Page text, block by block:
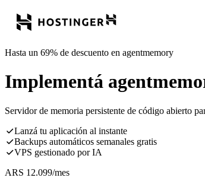
Hasta un 69% de descuento en agentmemory
Implementá
Servidor de memoria persistente de código abierto
Lanzá tu aplicación al instante
Backups automáticos semanales gratis
VPS gestionado por IA
ARS 12.099/mes